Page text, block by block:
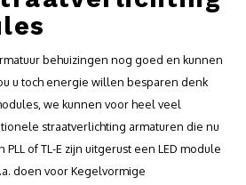
Siena
met voetplaat
met uithouder
lichtmasten
lichtmasten met voetplaat
behuizingen nog goed en kunnen
u toch energie willen besparen denk
we kunnen voor heel veel
straatverlichting armaturen die nu
of TL-E zijn uitgerust een LED module
doen voor Kegelvormige